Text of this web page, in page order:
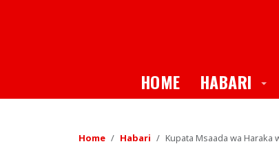
HOME HABARI
Home Habari Kupata Msaada wa Haraka